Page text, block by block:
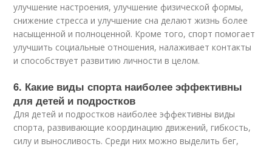
улучшение настроения, улучшение физической формы,
снижение стресса и улучшение сна делают жизнь более
насыщенной и полноценной. Кроме того, спорт помогает
улучшить социальные отношения, налаживает контакты
и способствует развитию личности в целом.
6. Какие виды спорта наиболее эффективны
для детей и подростков
Для детей и подростков наиболее эффективны виды
спорта, развивающие координацию движений, гибкость,
силу и выносливость. Среди них можно выделить бег,